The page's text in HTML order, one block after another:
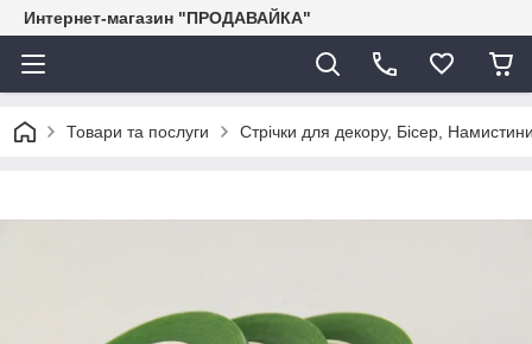
Интернет-магазин "ПРОДАВАЙКА"
Товари та послуги Стрічки для декору, Бісер,